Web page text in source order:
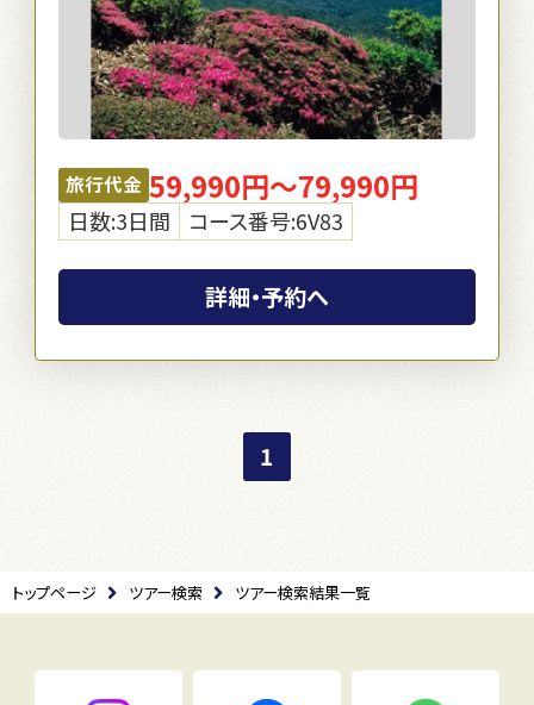
旅行代金 59,990円～79,990円
日数:3日間 コース番号:6V83
詳細・予約へ
1
トップページ ツアー検索 ツアー検索結果一覧